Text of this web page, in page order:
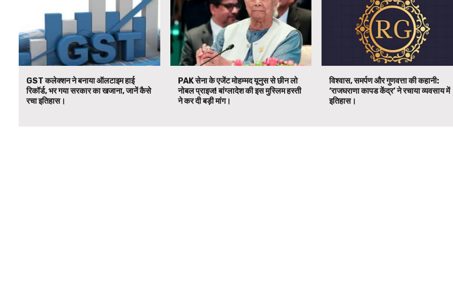
GST कलेक्शन ने बनाया ऑलटाइम हाई
रिकॉर्ड, भर गया सरकार का खजाना, जानें कैसे
रचा इतिहास।
PAK सेना के एजेंट मोहम्मद यूनुस से छीन लो
नोबल प्राइज! बांग्लादेश की इस मुस्लिम हस्ती
ने कर दी बड़ी मांग।
विश्वास, समर्पण और गुणवत्ता की कहानी:
‘राजघराणा कापड केंद्र’ ने रचाया व्यवसाय में
इतिहास।